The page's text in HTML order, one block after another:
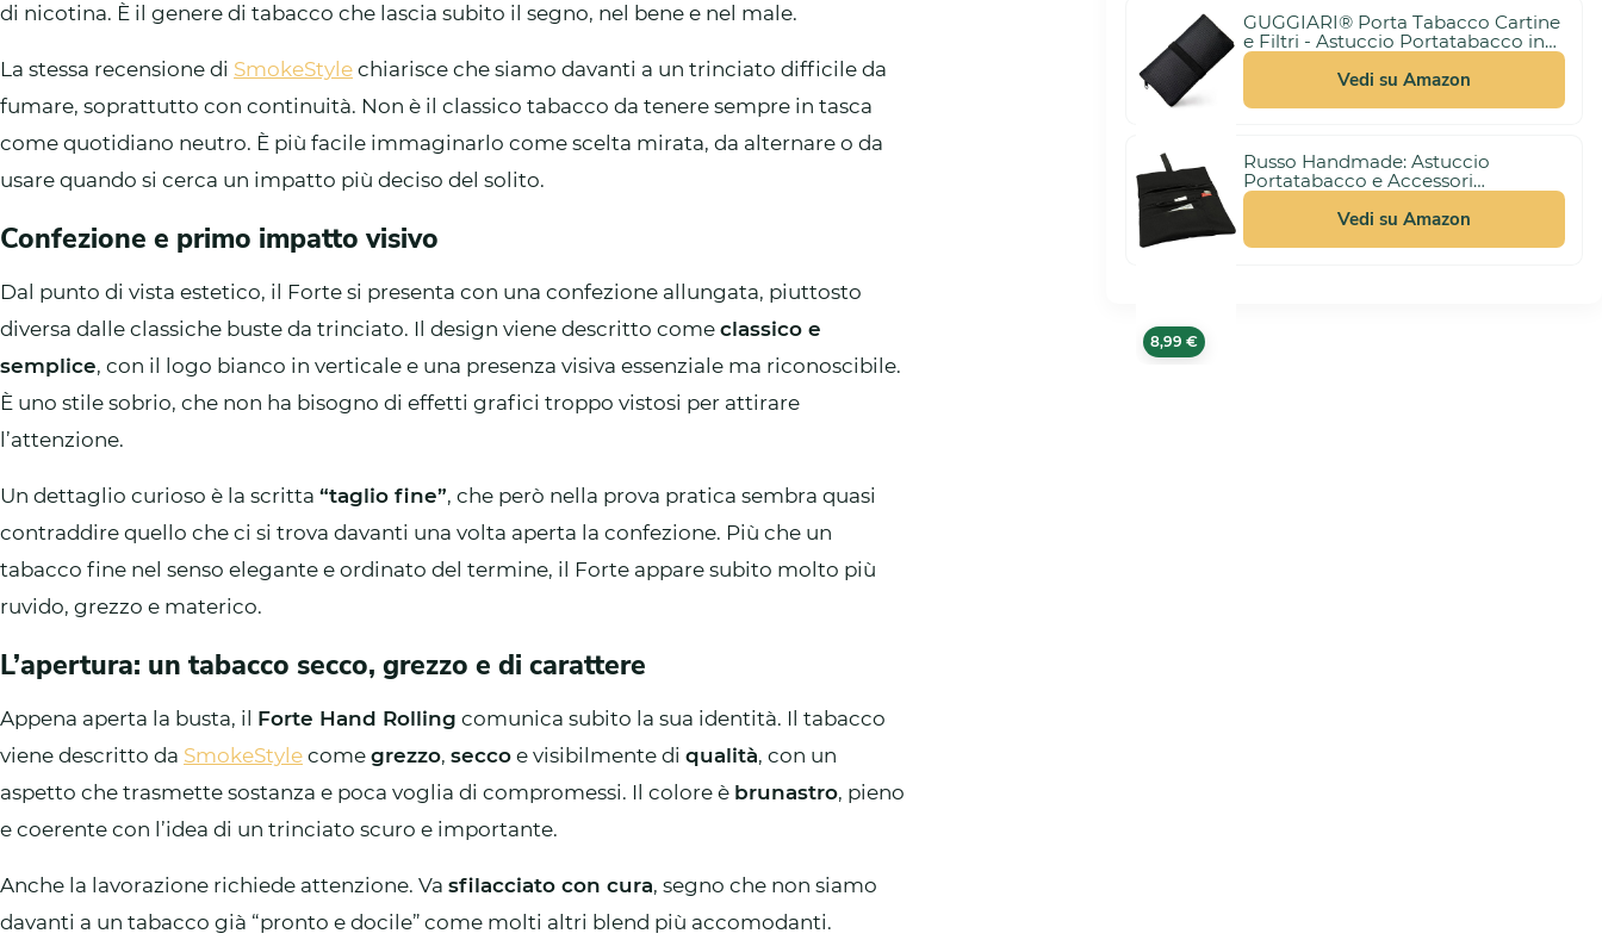
di nicotina. È il genere di tabacco che lascia subito il segno, nel bene e nel male.
La stessa recensione di SmokeStyle chiarisce che siamo davanti a un trinciato difficile da
fumare, soprattutto con continuità. Non è il classico tabacco da tenere sempre in tasca
come quotidiano neutro. È più facile immaginarlo come scelta mirata, da alternare o da
usare quando si cerca un impatto più deciso del solito.
Confezione e primo impatto visivo
Dal punto di vista estetico, il Forte si presenta con una confezione allungata, piuttosto
diversa dalle classiche buste da trinciato. Il design viene descritto come classico e
semplice, con il logo bianco in verticale e una presenza visiva essenziale ma riconoscibile.
È uno stile sobrio, che non ha bisogno di effetti grafici troppo vistosi per attirare
l’attenzione.
Un dettaglio curioso è la scritta “taglio fine”, che però nella prova pratica sembra quasi
contraddire quello che ci si trova davanti una volta aperta la confezione. Più che un
tabacco fine nel senso elegante e ordinato del termine, il Forte appare subito molto più
ruvido, grezzo e materico.
L’apertura: un tabacco secco, grezzo e di carattere
Appena aperta la busta, il Forte Hand Rolling comunica subito la sua identità. Il tabacco
viene descritto da SmokeStyle come grezzo, secco e visibilmente di qualità, con un
aspetto che trasmette sostanza e poca voglia di compromessi. Il colore è brunastro, pieno
e coerente con l’idea di un trinciato scuro e importante.
Anche la lavorazione richiede attenzione. Va sfilacciato con cura, segno che non siamo
davanti a un tabacco già “pronto e docile” come molti altri blend più accomodanti.
10,99 €
3,00 €
(21%)
10,99 €
GUGGIARI® Porta Tabacco Cartine
e Filtri - Astuccio Portatabacco in
Tessuto Realizzato a Mano - Porta
Tabacco Donna/Uomo (Pindot -
Black)
Vedi su Amazon
8,99 €
Russo Handmade: Astuccio
Portatabacco e Accessori
Artigianale in Tessuto.
Uomo/Donna con Doppia Cerniera
per Tabacco e Filtri, 4 Scomparti
Vedi su Amazon